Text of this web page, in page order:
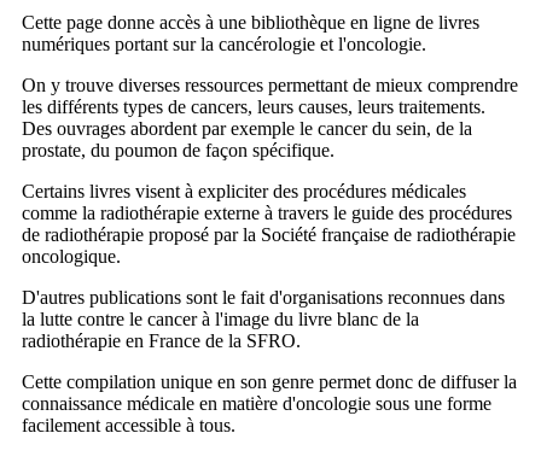
Cette page donne accès à une bibliothèque en ligne de livres
numériques portant sur la cancérologie et l'oncologie.
On y trouve diverses ressources permettant de mieux comprendre
les différents types de cancers, leurs causes, leurs traitements.
Des ouvrages abordent par exemple le cancer du sein, de la
prostate, du poumon de façon spécifique.
Certains livres visent à expliciter des procédures médicales
comme la radiothérapie externe à travers le guide des procédures
de radiothérapie proposé par la Société française de radiothérapie
oncologique.
D'autres publications sont le fait d'organisations reconnues dans
la lutte contre le cancer à l'image du livre blanc de la
radiothérapie en France de la SFRO.
Cette compilation unique en son genre permet donc de diffuser la
connaissance médicale en matière d'oncologie sous une forme
facilement accessible à tous.